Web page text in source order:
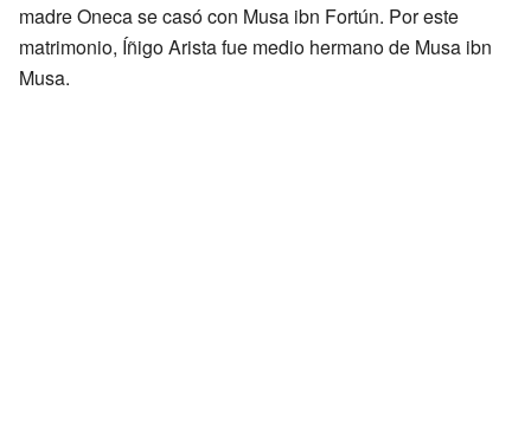
madre Oneca se casó con Musa ibn Fortún. Por este
matrimonio, Íñigo Arista fue medio hermano de Musa ibn
Musa.